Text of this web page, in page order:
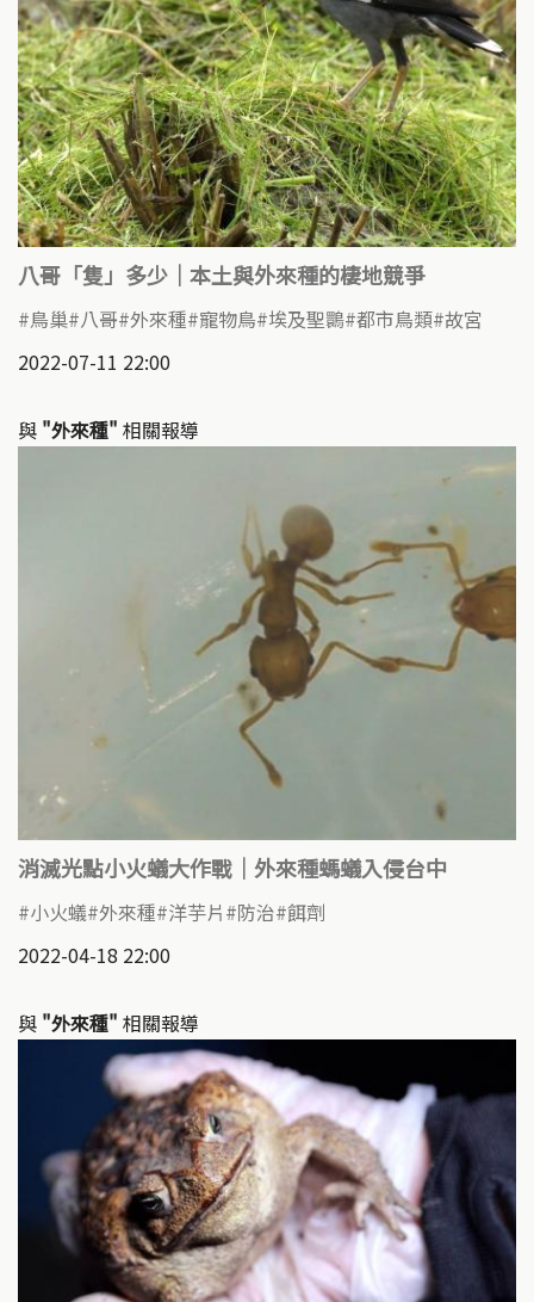
八哥「隻」多少｜本土與外來種的棲地競爭
鳥巢 八哥 外來種 寵物鳥 埃及聖䴉 都市鳥類 故宮
2022-07-11 22:00
與 "外來種" 相關報導
消滅光點小火蟻大作戰｜外來種螞蟻入侵台中
小火蟻 外來種 洋芋片 防治 餌劑
2022-04-18 22:00
與 "外來種" 相關報導